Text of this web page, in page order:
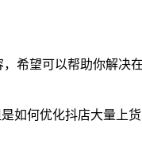
希望可以帮助你解决
如何优化抖店大量上